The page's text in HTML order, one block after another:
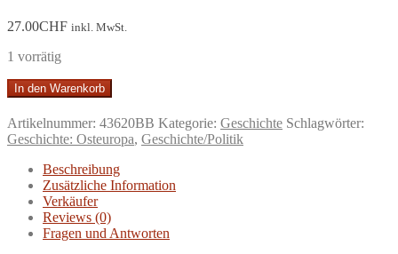
27.00CHF inkl. MwSt.
1 vorrätig
Albanien
zwischen
Kreuz
und
Halbmond.
Menge
In den Warenkorb
Artikelnummer: 43620BB Kategorie: Geschichte Schlagwörter:
Geschichte: Osteuropa, Geschichte/Politik
Beschreibung
Zusätzliche Information
Verkäufer
Reviews (0)
Fragen und Antworten